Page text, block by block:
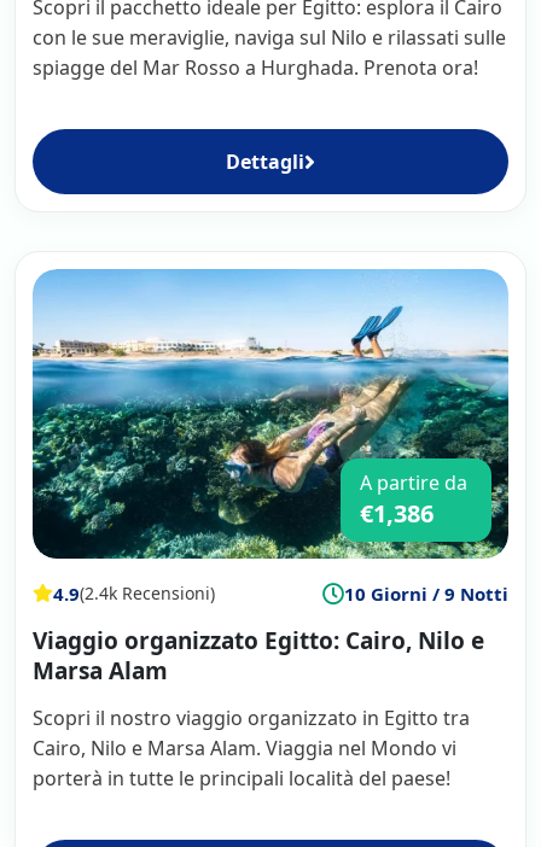
Scopri il pacchetto ideale per Egitto: esplora il Cairo
con le sue meraviglie, naviga sul Nilo e rilassati sulle
spiagge del Mar Rosso a Hurghada. Prenota ora!
Dettagli
A partire da
€1,386
4.9(2.4k Recensioni) 10 Giorni / 9 Notti
Viaggio organizzato Egitto: Cairo, Nilo e
Marsa Alam
Scopri il nostro viaggio organizzato in Egitto tra
Cairo, Nilo e Marsa Alam. Viaggia nel Mondo vi
porterà in tutte le principali località del paese!